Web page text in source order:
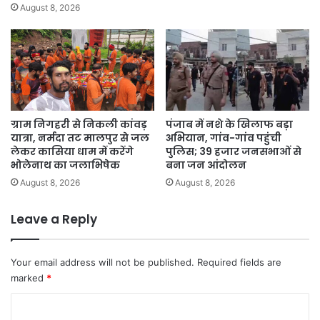
August 8, 2026
ग्राम निगहरी से निकली कांवड़
यात्रा, नर्मदा तट मालपुर से जल
लेकर कासिया धाम में करेंगे
भोलेनाथ का जलाभिषेक
August 8, 2026
पंजाब में नशे के खिलाफ बड़ा
अभियान, गांव-गांव पहुंची
पुलिस; 39 हजार जनसभाओं से
बना जन आंदोलन
August 8, 2026
Leave a Reply
Your email address will not be published. Required fields are
marked *